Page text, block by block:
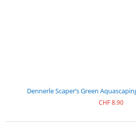
Dennerle Scaper’s Green
CHF8.90